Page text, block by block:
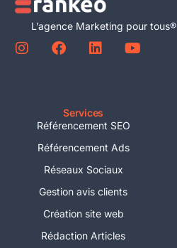
L’agence Marketing pour tous®
Services
Référencement SEO
Référencement Ads
Réseaux Sociaux
Gestion avis clients
Création site web
Rédaction Articles